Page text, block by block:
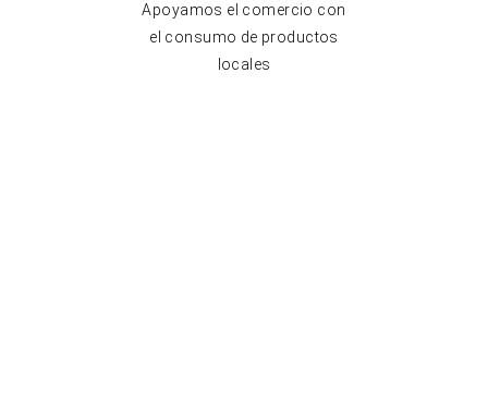
Apoyamos el comercio con
el consumo de productos
locales